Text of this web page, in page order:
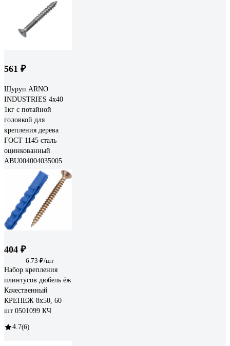
561 ₽
Шуруп ARNO
INDUSTRIES 4х40
1кг с потайной
головкой для
крепления дерева
ГОСТ 1145 сталь
оцинкованный
ABU004004035005
404 ₽
6.73 ₽/шт
Набор крепления
плинтусов дюбель ёж
Качественный
КРЕПЕЖ 8x50, 60
шт 0501099 КЧ
4.7(6)